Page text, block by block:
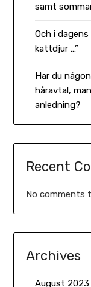
samt
Och i
kattdjur …”
Har du
håravtal,
anledning?
Recent
No comments
Archives
August 2023